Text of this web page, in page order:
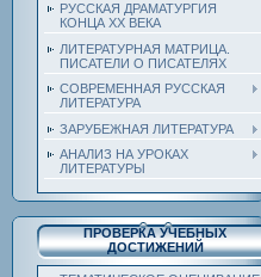
РУССКАЯ ДРАМАТУРГИЯ
КОНЦА ХХ ВЕКА
ЛИТЕРАТУРНАЯ МАТРИЦА.
ПИСАТЕЛИ О ПИСАТЕЛЯХ
СОВРЕМЕННАЯ РУССКАЯ
ЛИТЕРАТУРА
ЗАРУБЕЖНАЯ ЛИТЕРАТУРА
АНАЛИЗ НА УРОКАХ
ЛИТЕРАТУРЫ
ПРОВЕРКА УЧЕБНЫХ
ДОСТИЖЕНИЙ